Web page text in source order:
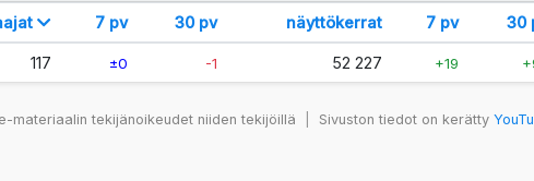
7 pv 30 pv näyttökerrat 7 pv 30
117 ±0 -1 52 227 +19
materiaalin tekijänoikeudet niiden tekijöillä Sivuston tiedot on kerätty